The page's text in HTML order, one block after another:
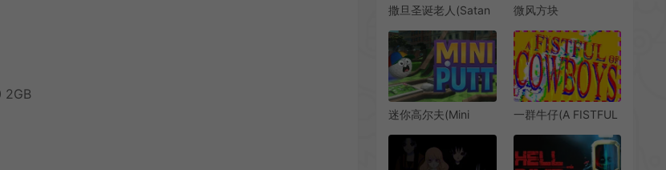
2GB
撒旦圣诞老人(Satan
步行模拟游戏|下载
微风方块
块休闲谜题游戏
迷你高尔夫(Mini
一群牛仔(A FISTFUL
奏俯视角射击游戏